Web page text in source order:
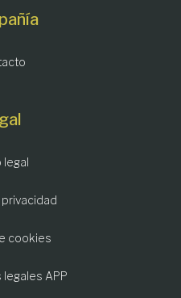
legal
cookies
APP